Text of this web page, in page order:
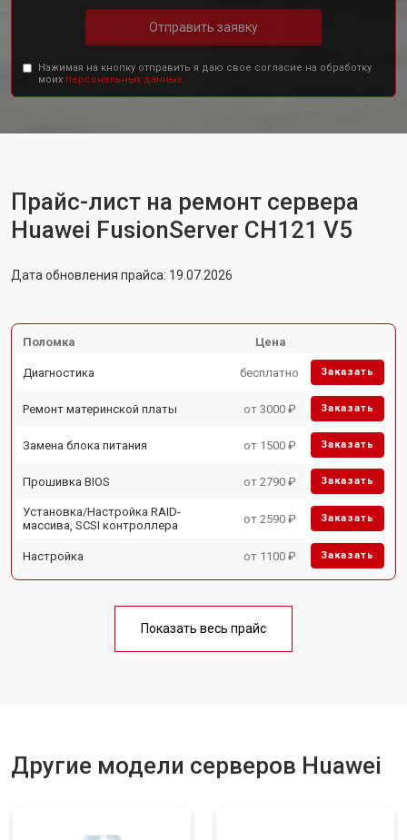
Отправить заявку
Нажимая на кнопку отправить я даю свое согласие на обработку
моих персональных данных.
Прайс-лист на ремонт сервера
Huawei FusionServer CH121 V5
Дата обновления прайса: 19.07.2026
Поломка Цена
Диагностика бесплатно Заказать
Ремонт материнской платы от 3000 ₽ Заказать
Замена блока питания от 1500 ₽ Заказать
Прошивка BIOS от 2790 ₽ Заказать
Установка/Настройка RAID-
массива, SCSI контроллера
от 2590 ₽ Заказать
Настройка от 1100 ₽ Заказать
Показать весь прайс
Другие модели серверов Huawei